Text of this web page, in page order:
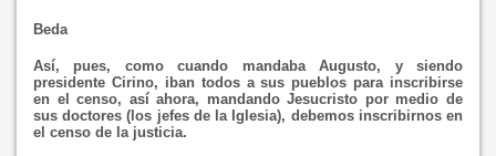
Beda
Así, pues, como cuando mandaba Augusto, y siendo
presidente Cirino, iban todos a sus pueblos para inscribirse
en el censo, así ahora, mandando Jesucristo por medio de
sus doctores (los jefes de la Iglesia), debemos inscribirnos en
el censo de la justicia.